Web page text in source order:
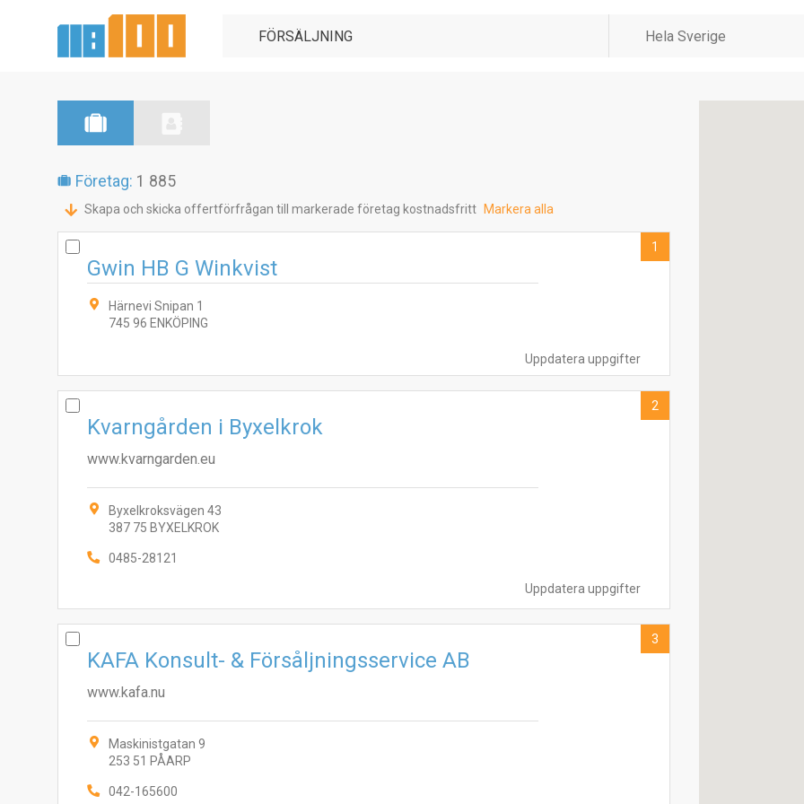
Företag: 1 885
Skapa och skicka offertförfrågan till markerade företag kostnadsfritt Markera alla
Uppdatera uppgifter
Gwin HB G Winkvist
Härnevi Snipan 1
745 96 ENKÖPING
1
Uppdatera uppgifter
Kvarngården i Byxelkrok
www.kvarngarden.eu
Byxelkroksvägen 43
387 75 BYXELKROK
0485-28121
2
KAFA Konsult- & Försåljningsservice AB
www.kafa.nu
Maskinistgatan 9
253 51 PÅARP
042-165600
3